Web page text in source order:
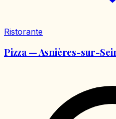
Ristorante
Pizza — Asnières-sur-